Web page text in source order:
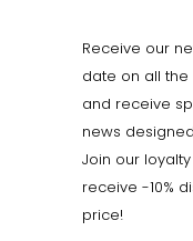
Receive our
date on all
and receive
news
Join our
receive -10%
price!